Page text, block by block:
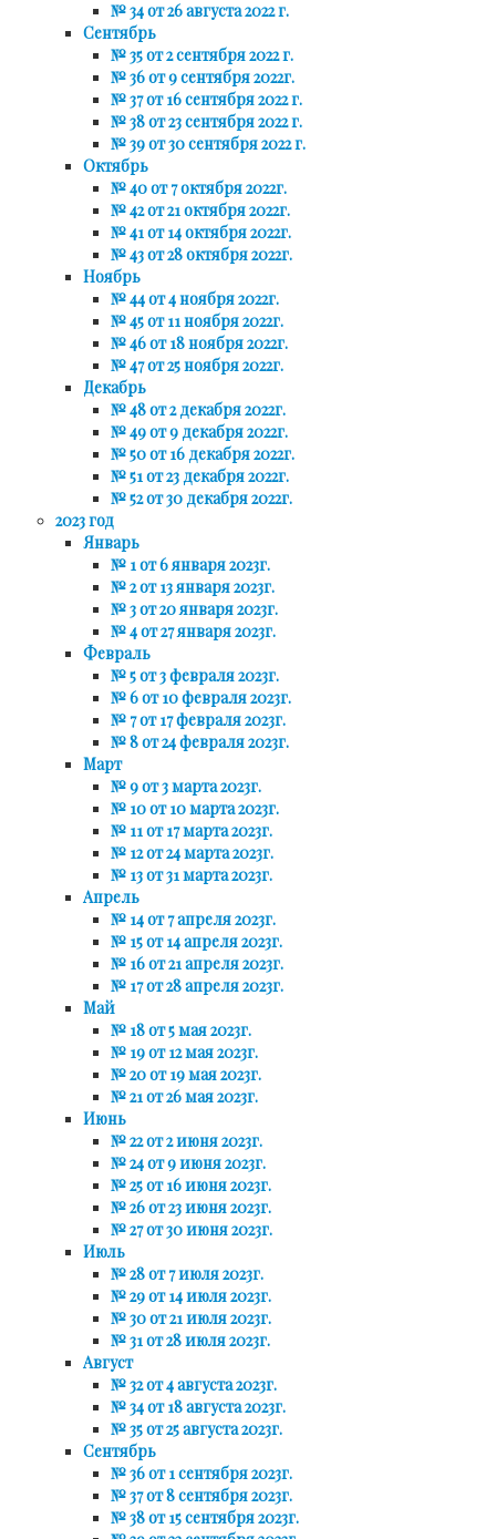
№ 34 от 26 августа 2022 г.
Сентябрь
№ 35 от 2 сентября 2022 г.
№ 36 от 9 сентября 2022г.
№ 37 от 16 сентября 2022 г.
№ 38 от 23 сентября 2022 г.
№ 39 от 30 сентября 2022 г.
Октябрь
№ 40 от 7 октября 2022г.
№ 42 от 21 октября 2022г.
№ 41 от 14 октября 2022г.
№ 43 от 28 октября 2022г.
Ноябрь
№ 44 от 4 ноября 2022г.
№ 45 от 11 ноября 2022г.
№ 46 от 18 ноября 2022г.
№ 47 от 25 ноября 2022г.
Декабрь
№ 48 от 2 декабря 2022г.
№ 49 от 9 декабря 2022г.
№ 50 от 16 декабря 2022г.
№ 51 от 23 декабря 2022г.
№ 52 от 30 декабря 2022г.
2023 год
Январь
№ 1 от 6 января 2023г.
№ 2 от 13 января 2023г.
№ 3 от 20 января 2023г.
№ 4 от 27 января 2023г.
Февраль
№ 5 от 3 февраля 2023г.
№ 6 от 10 февраля 2023г.
№ 7 от 17 февраля 2023г.
№ 8 от 24 февраля 2023г.
Март
№ 9 от 3 марта 2023г.
№ 10 от 10 марта 2023г.
№ 11 от 17 марта 2023г.
№ 12 от 24 марта 2023г.
№ 13 от 31 марта 2023г.
Апрель
№ 14 от 7 апреля 2023г.
№ 15 от 14 апреля 2023г.
№ 16 от 21 апреля 2023г.
№ 17 от 28 апреля 2023г.
Май
№ 18 от 5 мая 2023г.
№ 19 от 12 мая 2023г.
№ 20 от 19 мая 2023г.
№ 21 от 26 мая 2023г.
Июнь
№ 22 от 2 июня 2023г.
№ 24 от 9 июня 2023г.
№ 25 от 16 июня 2023г.
№ 26 от 23 июня 2023г.
№ 27 от 30 июня 2023г.
Июль
№ 28 от 7 июля 2023г.
№ 29 от 14 июля 2023г.
№ 30 от 21 июля 2023г.
№ 31 от 28 июля 2023г.
Август
№ 32 от 4 августа 2023г.
№ 34 от 18 августа 2023г.
№ 35 от 25 августа 2023г.
Сентябрь
№ 36 от 1 сентября 2023г.
№ 37 от 8 сентября 2023г.
№ 38 от 15 сентября 2023г.